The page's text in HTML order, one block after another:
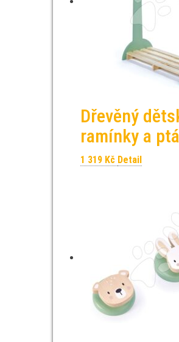
Dřevěný
ramínky a
1 319 Kč Detail